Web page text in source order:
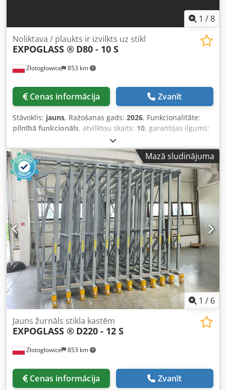
Identifikavimo plokštelė - Garantija 12 mėnesių Produktas
pristatomas visiškai paruoštas darbui. Mūsų įmonė taip pat
vykdo Lentynos stiklui tiekimų organizavimą visoje ES bei
kitų šalių teritorijose.
1 /8
Złotogłowice 853 km
Noliktava / plaukts ir izvilkts uz stikl
EXPOGLASS ® D80 - 10 S
Cenas informācija Zvanīt
Stāvoklis: jauns, Ražošanas gads: 2026, Funkcionalitāte:
pilnībā funkcionāls, atvilktņu skaits: 10, garantijas ilgums:
, Pārdošanas priekšmets ir noliktava rūšu
glabāšanai ar izmēriem 321 cm x 255, atvilktņu ietilpība
1500 kg, atvilktņu skaits 10 gab .: Noliktava paredzēta
stiklam, kvarca saķepināšanai, polikarbonātam, mēbeļu
dēļiem, akmenim vai citiem dēļu materiāliem. Dsdpfxogfm
Nms Aqcokr Žurnālam piemīt bīdāmu, nedaudz noliektu
atvilktņu spēks. Pateicoties tam, jūs varat ietaupīt līdz 75%
vietas, jo visas atvilktnes ir paralēlas viena otrai un tās ir
lētas tikai 10 milimetri. Mēs piedāvājam dažādas versijas
un kravnesību, kā arī pēc izmaiņām darba stāvoklī
noliktavu ar dažādiem parametriem, jūsu individuālo un
vēlmju nosacījumiem. Žurnāls ir īpaši ieteicams stikla,
akmens, mēbeļu un reklāmas uzņēmumiem, un tas ir
atkarīgs arī no plānotās audzēšanas platības.
Mazā sludinājuma
1 / 6
Złotogłowice 853 km
Jauns žurnāls stikla kastēm
EXPOGLASS ® D220 - 12 S
Cenas informācija Zvanīt